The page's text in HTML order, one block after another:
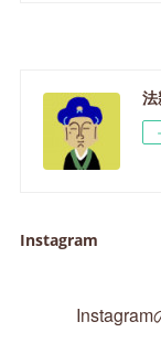
Instagram
Instagram